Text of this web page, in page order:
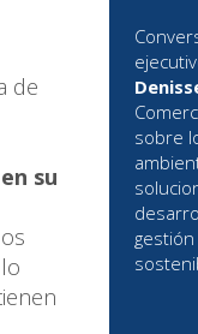
de
su
sobre